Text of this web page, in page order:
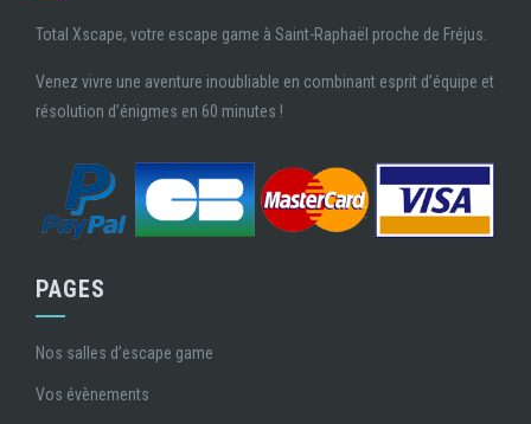
Total Xscape, votre escape game à Saint-Raphaël proche de Fréjus.
Venez vivre une aventure inoubliable en combinant esprit d’équipe et
résolution d’énigmes en 60 minutes !
PAGES
Nos salles d’escape game
Vos évènements